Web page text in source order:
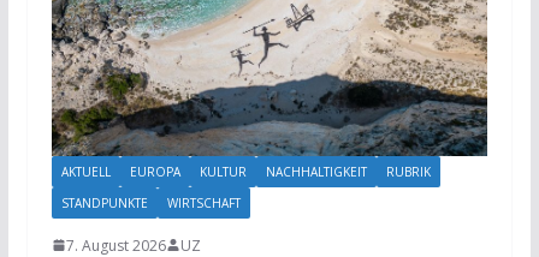
AKTUELL EUROPA KULTUR NACHHALTIGKEIT
RUBRIK
STANDPUNKTE
WIRTSCHAFT
7. August 2026 UZ